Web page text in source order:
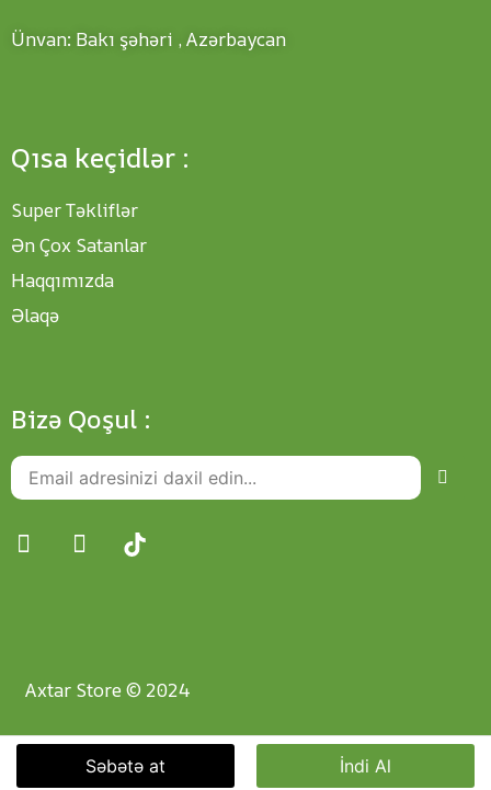
Səbətə at İndi Al
Ünvan: Bakı şəhəri , Azərbaycan
Qısa keçidlər :
Super Təkliflər
Ən Çox Satanlar
Haqqımızda
Əlaqə
Bizə Qoşul :
Axtar Store © 2024